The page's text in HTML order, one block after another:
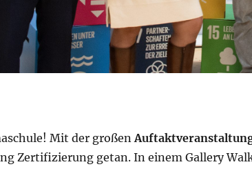
Mit der großen
Zertifizierung getan. In einem Gallery